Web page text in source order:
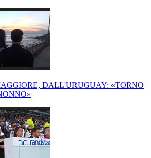
DALL'URUGUAY: «TORNO